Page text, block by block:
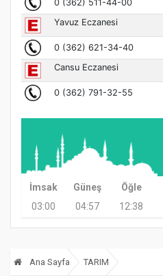
İmsak Güneş Öğle
03:00
04:57 12:38
Ana Sayfa TARIM